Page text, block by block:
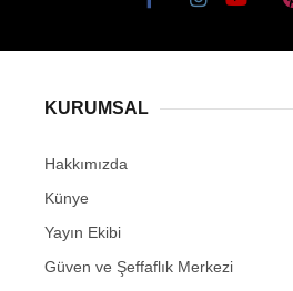
KURUMSAL
Hakkımızda
Künye
Yayın Ekibi
Güven ve Şeffaflık Merkezi